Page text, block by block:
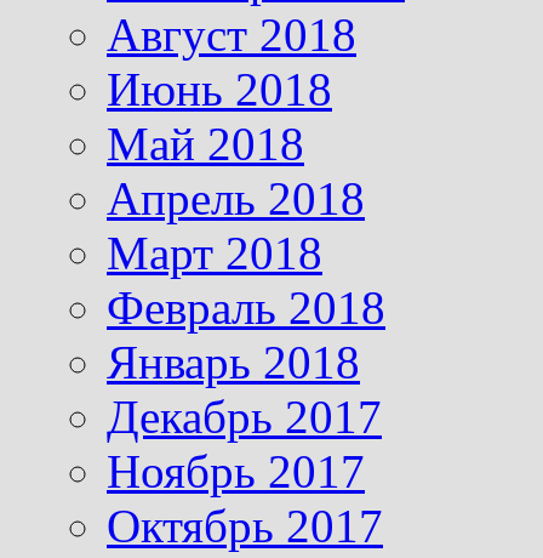
Август 2018
Июнь 2018
Май 2018
Апрель 2018
Март 2018
Февраль 2018
Январь 2018
Декабрь 2017
Ноябрь 2017
Октябрь 2017